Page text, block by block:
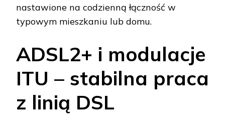
nastawione na codzienną łączność w
typowym mieszkaniu lub domu.
ADSL2+ i modulacje
ITU – stabilna praca
z linią DSL